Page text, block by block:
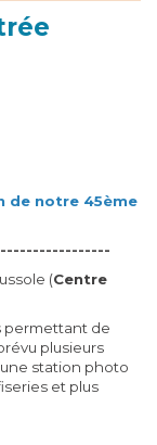
de notre 45ème
(Centre
permettant de
plusieurs
station photo
et plus